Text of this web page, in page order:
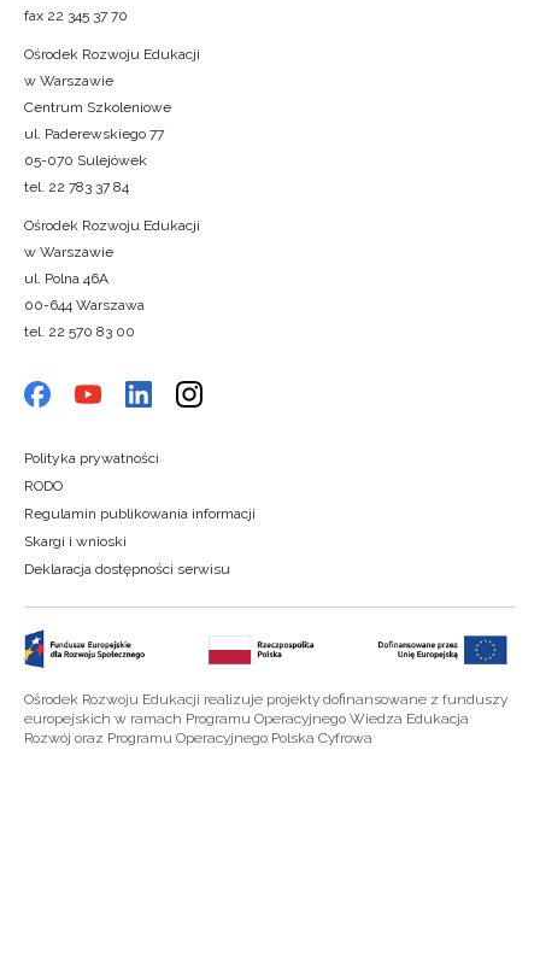
fax 22 345 37 70
Ośrodek Rozwoju Edukacji
w Warszawie
Centrum Szkoleniowe
ul. Paderewskiego 77
05-070 Sulejówek
tel. 22 783 37 84
Ośrodek Rozwoju Edukacji
w Warszawie
ul. Polna 46A
00-644 Warszawa
tel. 22 570 83 00
Polityka prywatności
RODO
Regulamin publikowania informacji
Skargi i wnioski
Deklaracja dostępności serwisu
Ośrodek Rozwoju Edukacji realizuje projekty dofinansowane z funduszy
europejskich w ramach Programu Operacyjnego Wiedza Edukacja
Rozwój oraz Programu Operacyjnego Polska Cyfrowa